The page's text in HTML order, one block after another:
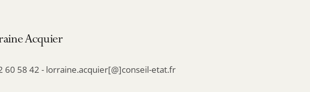
Acquier
60 58 42 - lorraine.acquier[@]conseil-etat.fr